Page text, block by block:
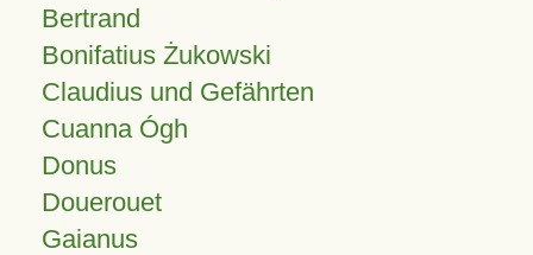
Bertrand
Bonifatius Żukowski
Claudius und Gefährten
Cuanna Ógh
Donus
Douerouet
Gaianus